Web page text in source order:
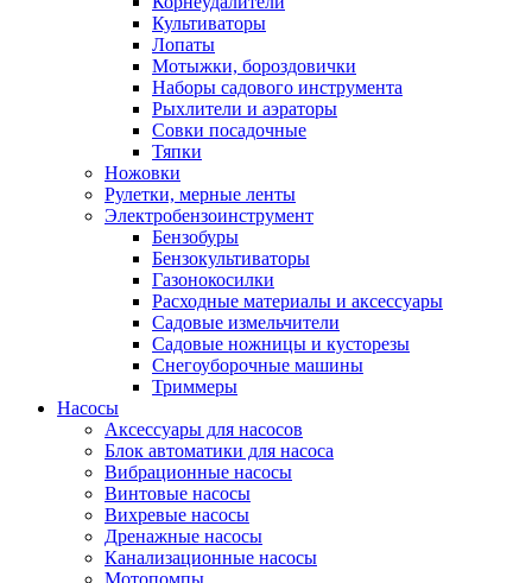
Культиваторы
Лопаты
Мотыжки, бороздовички
Наборы садового инструмента
Рыхлители и аэраторы
Совки посадочные
Тяпки
Ножовки
Рулетки, мерные ленты
Электробензоинструмент
Бензобуры
Бензокультиваторы
Газонокосилки
Расходные материалы и аксессуары
Садовые измельчители
Садовые ножницы и кусторезы
Снегоуборочные машины
Триммеры
Насосы
Аксессуары для насосов
Блок автоматики для насоса
Вибрационные насосы
Винтовые насосы
Вихревые насосы
Дренажные насосы
Канализационные насосы
Мотопомпы